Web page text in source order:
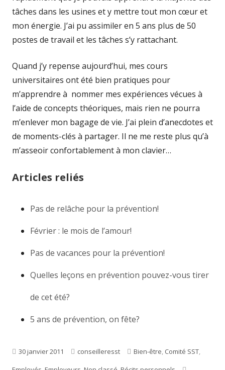
tâches dans les usines et y mettre tout mon cœur et
mon énergie. J’ai pu assimiler en 5 ans plus de 50
postes de travail et les tâches s’y rattachant.
Quand j’y repense aujourd’hui, mes cours
universitaires ont été bien pratiques pour
m’apprendre à nommer mes expériences vécues à
l’aide de concepts théoriques, mais rien ne pourra
m’enlever mon bagage de vie. J’ai plein d’anecdotes et
de moments-clés à partager. Il ne me reste plus qu’à
m’asseoir confortablement à mon clavier…
Articles reliés
Pas de relâche pour la prévention!
Février : le mois de l’amour!
Pas de vacances pour la prévention!
Quelles leçons en prévention pouvez-vous tirer
de cet été?
5 ans de prévention, on fête?
Publié
30 janvier 2011 Auteur
conseilleresst Catégories
Bien-être, Comité SST,